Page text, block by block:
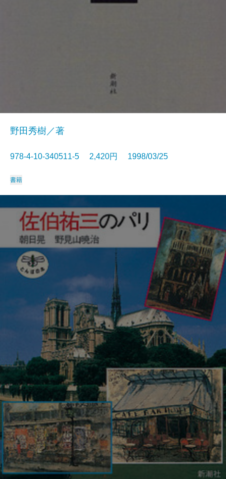
野田秀樹／著
978-4-10-340511-5 2,420円 1998/03/25
書籍